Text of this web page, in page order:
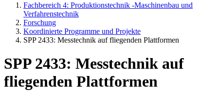
Fachbereich 4: Produktionstechnik -Maschinenbau und
Verfahrenstechnik
Forschung
Koordinierte Programme und Projekte
SPP 2433: Messtechnik auf fliegenden Plattformen
SPP 2433: Messtechnik auf
fliegenden Plattformen